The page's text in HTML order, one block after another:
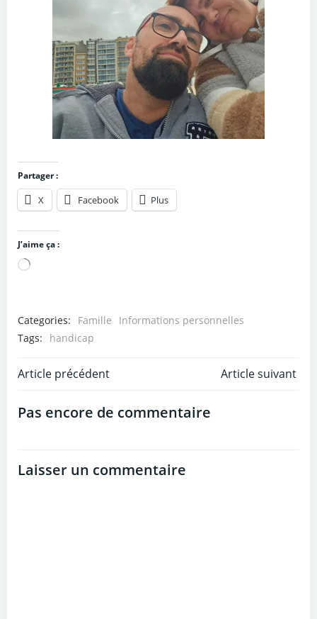
Partager :
X Facebook Plus
J’aime ça :
Chargement…
Categories: Famille
Informations personnelles
Tags:
handicap
Post
navigation
Article précédent
navigation
Article suivant
Pas encore de commentaire
Laisser un commentaire